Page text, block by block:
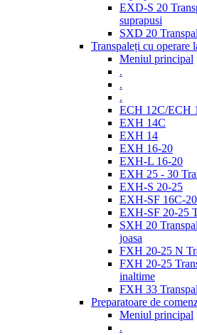
EXD-S 20
suprapusi
SXD 20
Transpaleți cu operare
Meniul principal
.
.
.
ECH 12C/ECH
EXH 14C
EXH 14
EXH 16-20
EXH-L 16-20
EXH 25 - 30
EXH-S 20-25
EXH-SF 16C-
EXH-SF 20-25
SXH 20
joasa
FXH 20-25 N
FXH 20-25
inaltime
FXH 33
Preparatoare de
Meniul principal
.